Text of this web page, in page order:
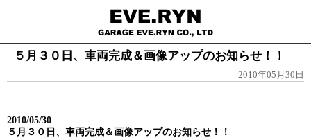
５月３０日、車両完成＆画像アップのお知らせ！！
2010年05月30日
2010/05/30
５月３０日、車両完成＆画像アップのお知らせ！！